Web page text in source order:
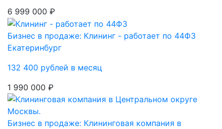
6 999 000 ₽
Бизнес в продаже: Клининг - работает по 44ФЗ
Екатеринбург
132 400 рублей в месяц
1 990 000 ₽
Бизнес в продаже: Клининговая компания в